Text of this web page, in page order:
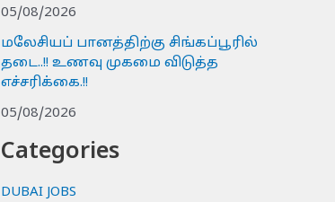
05/08/2026
மலேசியப் பானத்திற்கு சிங்கப்பூரில்
தடை..!! உணவு முகமை விடுத்த
எச்சரிக்கை.!!
05/08/2026
Categories
DUBAI JOBS